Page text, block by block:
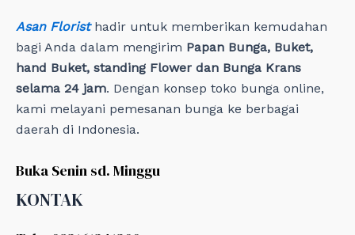
Asan Floristhadir untuk memberikan kemudahan
bagi Anda dalam mengirim Papan Bunga, Buket,
hand Buket, standing Flower dan Bunga Krans
selama 24 jam. Dengan konsep toko bunga online,
kami melayani pemesanan bunga ke berbagai
daerah di Indonesia.
Buka Senin sd. Minggu
KONTAK